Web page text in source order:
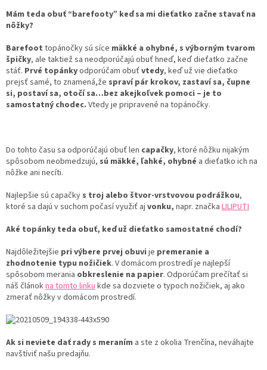
Mám teda obuť “barefooty” keď sa mi dieťatko začne stavať na
nôžky?
Barefoot topánočky sú síce mäkké a ohybné, s výborným tvarom
špičky, ale taktiež sa neodporúčajú obuť hneď, keď dieťatko začne
stáť. Prvé topánkyodporúčam obuť vtedy, keď už vie dieťatko
prejsť samé, to znamená,že spraví pár krokov, zastaví sa, čupne
si, postaví sa, otočí sa…bez akejkoľvek pomoci – je to
samostatný chodec. Vtedy je pripravené na topánočky.
Do tohto času sa odporúčajú obuť len capačky, ktoré nôžku nijakým
spôsobom neobmedzujú, sú mäkké, ľahké, ohybné a dieťatko ich na
nôžke ani necíti.
Najlepšie sú capačky s troj alebo štvor-vrstvovou podrážkou,
ktoré sa dajú v suchom počasí využiť aj vonku, napr. značka LILIPUTI
Aké topánky teda obuť, keď už dieťatko samostatné chodí?
Najdôležitejšie pri výbere prvej obuvi je premeranie a
zhodnotenie typu nožičiek. V domácom prostredí je najlepší
spôsobom merania obkreslenie na papier. Odporúčam prečítať si
náš článokna tomto linkukde sa dozviete o typoch nožičiek, aj ako
zmerať nôžky v domácom prostredí.
Ak si neviete dať rady s meraním a ste z okolia Trenčína, neváhajte
navštíviť našu predajňu.